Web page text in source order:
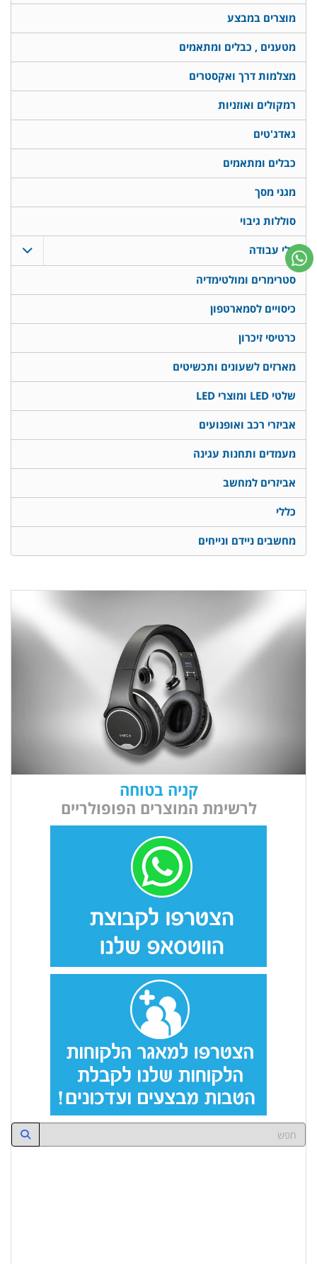
מוצרים במבצע
מטענים , כבלים ומתאמים
מצלמות דרך ואקסטרים
רמקולים ואוזניות
גאדג'טים
כבלים ומתאמים
מגני מסך
סוללות גיבוי
כלי עבודה
סטרימרים ומולטימדיה
כיסויים לסמארטפון
כרטיסי זיכרון
מארזים לשעונים ותכשיטים
שלטי LED ומוצרי LED
אביזרי רכב ואופנועים
מעמדים ותחנות עגינה
אביזרים למחשב
כללי
מחשבים ניידם ונייחים
קניה בטוחה
לרשימת המוצרים הפופולריים